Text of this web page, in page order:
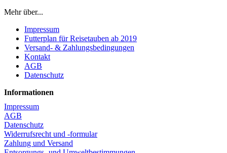
Mehr über...
Impressum
Futterplan für Reisetauben ab 2019
Versand- & Zahlungsbedingungen
Kontakt
AGB
Datenschutz
Informationen
Impressum
AGB
Datenschutz
Widerrufsrecht und -formular
Zahlung und Versand